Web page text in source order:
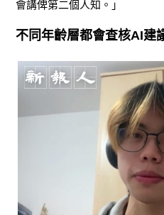
會講俾第二個人知。」
不同年齡層都會查核AI建